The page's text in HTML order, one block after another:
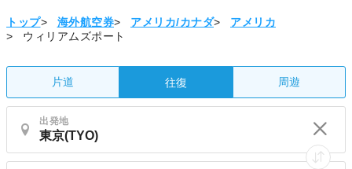
トップ> 海外航空券> アメリカ/カナダ>
アメリカ
>
ウィリアムズポート
片道 往復 周遊
出発地